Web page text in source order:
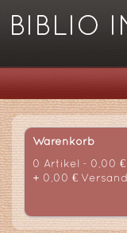
Warenkorb
0 Artikel - 0,00 €
+ 0,00 € Versand